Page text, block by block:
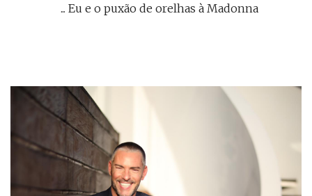
... Eu e o puxão de orelhas à Madonna